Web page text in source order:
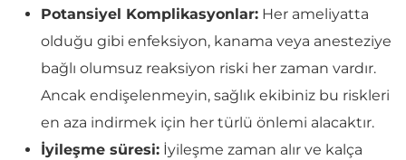
Potansiyel Komplikasyonlar: Her ameliyatta
olduğu gibi enfeksiyon, kanama veya anesteziye
bağlı olumsuz reaksiyon riski her zaman vardır.
Ancak endişelenmeyin, sağlık ekibiniz bu riskleri
en aza indirmek için her türlü önlemi alacaktır.
İyileşme süresi: İyileşme zaman alır ve kalça